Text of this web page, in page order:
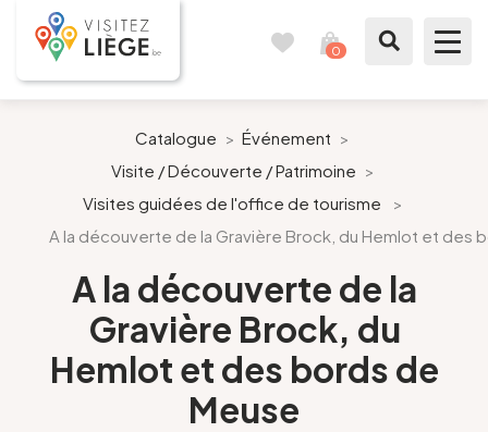
0
Comme un Liégeois
Préparer mon séjour
Nos suggestions
Pays de Liège
Catalogue > Événement >
Visite / Découverte / Patrimoine >
Visites guidées de l'office de tourisme
>
A la découverte de la Gravière Brock, du Hemlot et des
A la découverte de la
Gravière Brock, du
Hemlot et des bords de
Meuse